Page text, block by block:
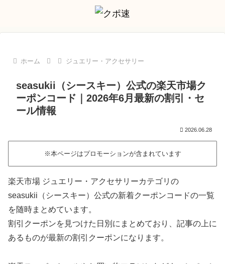
ホーム ジュエリー・アクセサリー
seasukii（シースキー）公式の楽天市場ク
ーポンコード｜2026年6月最新の割引・セ
ール情報
2026.06.28
※本ページはプロモーションが含まれています
楽天市場 ジュエリー・アクセサリーカテゴリの
seasukii（シースキー）公式の新着クーポンコードの一覧
を随時まとめています。
割引クーポンを見つけた日別にまとめており、記事の上に
あるものが最新の割引クーポンになります。